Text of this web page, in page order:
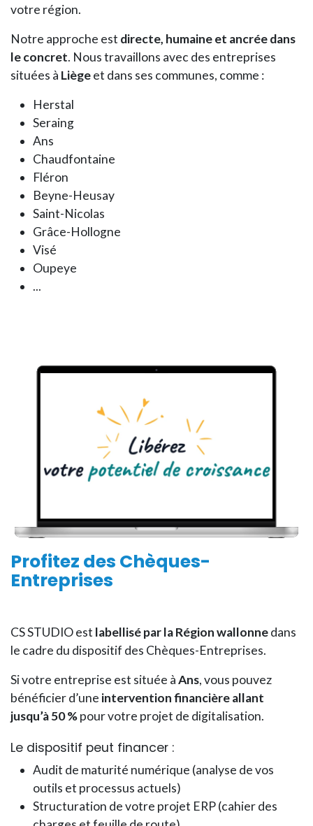
votre région.
Notre approche est directe, humaine et ancrée dans
le concret. Nous travaillons avec des entreprises
situées à Liègeet dans ses communes, comme :
Herstal
Seraing
Ans
Chaudfontaine
Fléron
Beyne-Heusay
Saint-Nicolas
Grâce-Hollogne
Visé
Oupeye
...
Profitez des Chèques-
Entreprises
CS STUDIO est labellisé par la Région wallonnedans
le cadre du dispositif des Chèques-Entreprises.
Si votre entreprise est située àAns, vous pouvez
bénéficier d’une intervention financière allant
jusqu’à 50 %pour votre projet de digitalisation.
Le dispositif peut financer :
Audit de maturité numérique (analyse de vos
outils et processus actuels)
Structuration de votre projet ERP (cahier des